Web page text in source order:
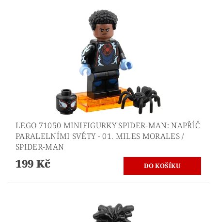
LEGO 71050 MINIFIGURKY SPIDER-MAN: NAPŘÍČ
PARALELNÍMI SVĚTY - 01. MILES MORALES /
SPIDER-MAN
199 Kč